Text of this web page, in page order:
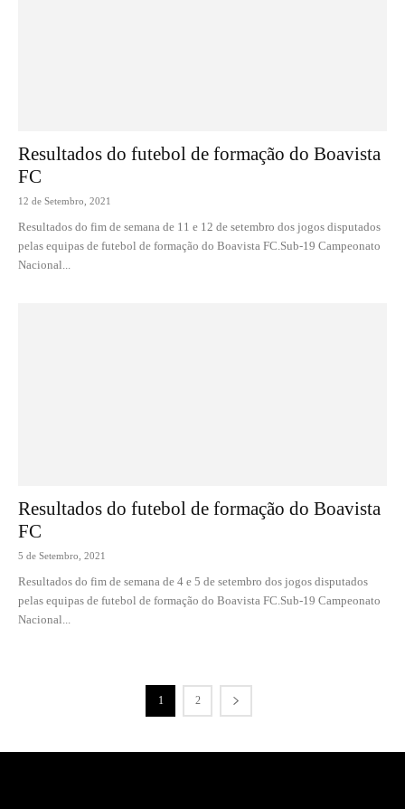
Resultados do futebol de formação do Boavista
FC
12 de Setembro, 2021
Resultados do fim de semana de 11 e 12 de setembro dos jogos disputados
pelas equipas de futebol de formação do Boavista FC.Sub-19 Campeonato
Nacional...
Resultados do futebol de formação do Boavista
FC
5 de Setembro, 2021
Resultados do fim de semana de 4 e 5 de setembro dos jogos disputados
pelas equipas de futebol de formação do Boavista FC.Sub-19 Campeonato
Nacional...
1 2